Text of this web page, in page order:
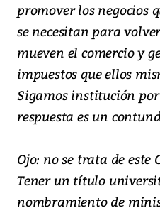
promover los negocios
se necesitan para
mueven el comercio y
impuestos que ellos
Sigamos institución
respuesta es un
Ojo: no se trata de este
Tener un título
nombramiento de